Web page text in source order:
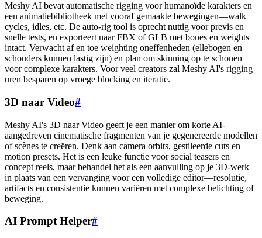
Meshy AI bevat automatische rigging voor humanoïde karakters en
een animatiebibliotheek met vooraf gemaakte bewegingen—walk
cycles, idles, etc. De auto-rig tool is oprecht nuttig voor previs en
snelle tests, en exporteert naar FBX of GLB met bones en weights
intact. Verwacht af en toe weighting oneffenheden (ellebogen en
schouders kunnen lastig zijn) en plan om skinning op te schonen
voor complexe karakters. Voor veel creators zal Meshy AI's rigging
uren besparen op vroege blocking en iteratie.
3D naar Video#
Meshy AI's 3D naar Video geeft je een manier om korte AI-
aangedreven cinematische fragmenten van je gegenereerde modellen
of scènes te creëren. Denk aan camera orbits, gestileerde cuts en
motion presets. Het is een leuke functie voor social teasers en
concept reels, maar behandel het als een aanvulling op je 3D-werk
in plaats van een vervanging voor een volledige editor—resolutie,
artifacts en consistentie kunnen variëren met complexe belichting of
beweging.
AI Prompt Helper#